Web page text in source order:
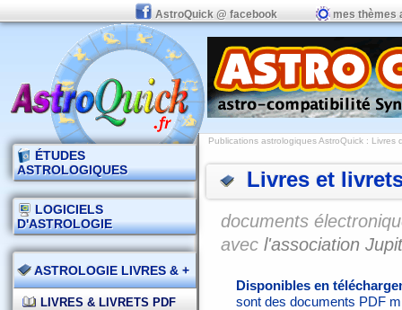
AstroQuick @ facebook mes thèmes
ÉTUDES
ASTROLOGIQUES
LOGICIELS
D'ASTROLOGIE
ASTROLOGIE LIVRES & +
LIVRES & LIVRETS PDF
Publications astrologiques AstroQuick : Livres
Livres et
documents
avec l'association
Disponibles en
sont des documents PDF